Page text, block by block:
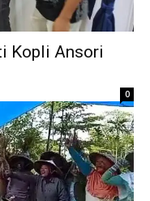
Kopli Ansori
0